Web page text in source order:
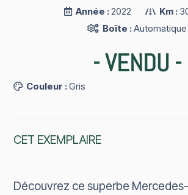
Année :2022 Km :
Boîte :Automatique
-VENDU-
Couleur :Gris
CET EXEMPLAIRE
Découvrez ce superbe